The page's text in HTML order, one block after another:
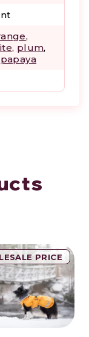
,
, plum,
papaya
PRICE